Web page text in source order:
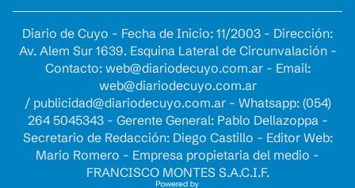
Diario de Cuyo - Fecha de Inicio: 11/2003 - Dirección:
Av. Alem Sur 1639. Esquina Lateral de Circunvalación -
Contacto: web@diariodecuyo.com.ar- Email:
web@diariodecuyo.com.ar
/ publicidad@diariodecuyo.com.ar- Whatsapp: (054)
264 5045343 - Gerente General: Pablo Dellazoppa -
Secretario de Redacción: Diego Castillo - Editor Web:
Mario Romero - Empresa propietaria del medio -
FRANCISCO MONTES S.A.C.I.F.